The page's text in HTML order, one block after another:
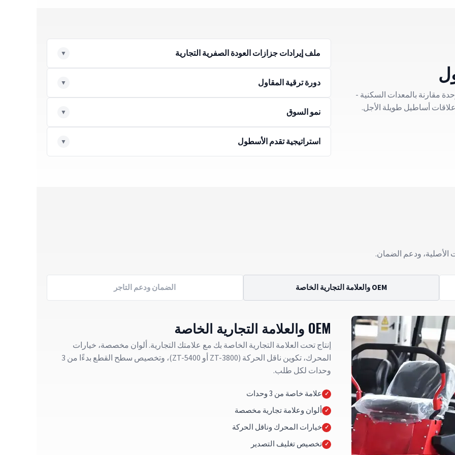
مقارنة بالمعدات السكنية -
أساطيل طويلة الأجل.
ملف إيرادات جزازات العودة الصفرية التجارية
دورة ترقية المقاول
نمو السوق
استراتيجية تقدم الأسطول
ودعم الضمان.
OEM والعلامة التجارية الخاصة الضمان ودعم التاجر
OEM والعلامة التجارية الخاصة
إنتاج تحت العلامة التجارية الخاصة بك مع علامتك التجارية. ألوان مخصصة، خيارات
المحرك، تكوين ناقل الحركة (ZT-3800 أو ZT-5400)، وتخصيص سطح القطع بدءًا من 3
وحدات لكل طلب.
علامة خاصة من 3 وحدات
ألوان وعلامة تجارية مخصصة
خيارات المحرك وناقل الحركة
تخصيص تغليف التصدير